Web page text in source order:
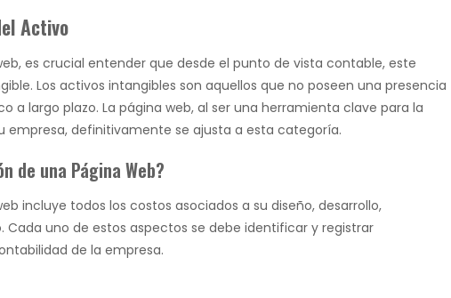
Activo
es crucial entender que desde el punto de vista contable, este
Los activos intangibles son aquellos que no poseen una presencia
a largo plazo. La página web, al ser una herramienta clave para la
empresa, definitivamente se ajusta a esta categoría.
de una Página Web?
incluye todos los costos asociados a su diseño, desarrollo,
uno de estos aspectos se debe identificar y registrar
de la empresa.